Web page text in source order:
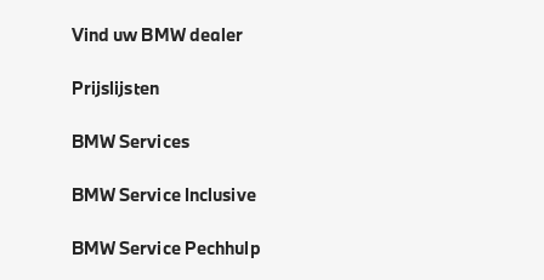
Vind uw BMW dealer
Prijslijsten
BMW Services
BMW Service Inclusive
BMW Service Pechhulp